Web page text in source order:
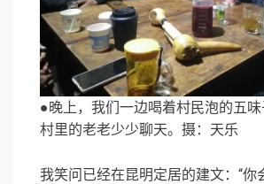
●晚上，我们一边喝着村民泡的五
村里的老老少少聊天。摄：天乐
我笑问已经在昆明定居的建文：“你